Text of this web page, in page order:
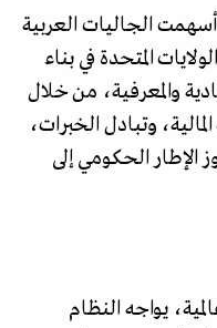
الجاليات العربية
المتحدة في بناء
والمعرفية، من خلال
وتبادل الخبرات،
الإطار الحكومي إلى
يواجه النظام